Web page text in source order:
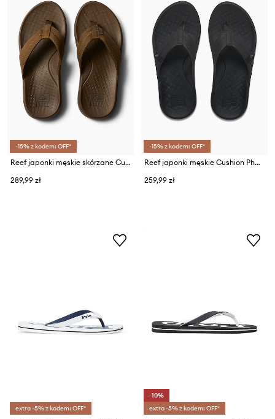
-15% z kodem: OFF*
Reef japonki męskie skórzane Cushion Phantom 2.0
289,99 zł
-15% z kodem: OFF*
Reef japonki męskie Cushion Phantom 2.0
259,99 zł
extra -5% z kodem: OFF*
-10%
extra -5% z kodem: OFF*